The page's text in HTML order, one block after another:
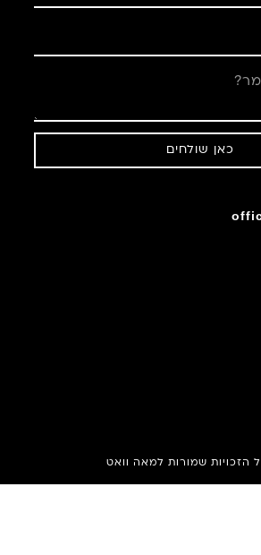
כאן שולחים
הזכויות שמורות למאה וואט